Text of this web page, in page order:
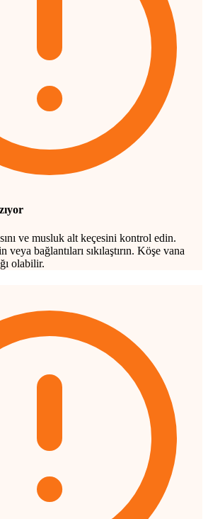
ve musluk alt keçesini kontrol edin.
veya bağlantıları sıkılaştırın. Köşe vana
olabilir.